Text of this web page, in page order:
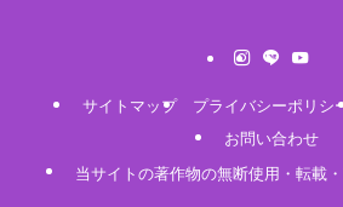
サイトマップ プライバシーポリシ
お問い合わせ
当サイトの著作物の無断使用・転載